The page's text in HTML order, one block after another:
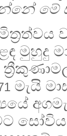
මේ
මුහුදු
මැයි